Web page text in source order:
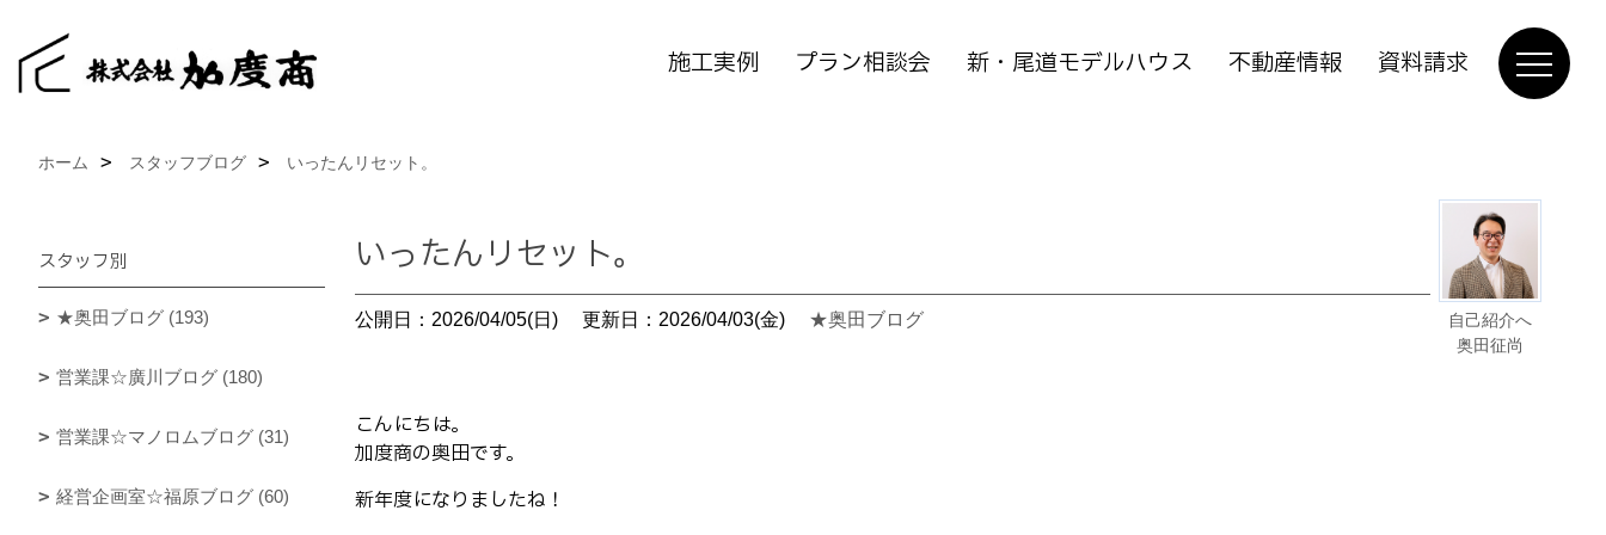
施工実例 プラン相談会 新・尾道モデルハウス 不動産情報 資料請求
ホーム スタッフブログ いったんリセット。
自己紹介へ
奥田征尚
いったんリセット。
公開日：2026/04/05(日) 更新日：2026/04/03(金) ★奥田ブログ
こんにちは。
加度商の奥田です。
新年度になりましたね！
スタッフ別
★奥田ブログ (193)
営業課☆廣川ブログ (180)
営業課☆マノロムブログ (31)
経営企画室☆福原ブログ (60)